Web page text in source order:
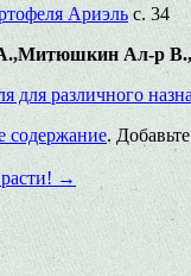
Ариэльс. 34
Ал-р В.,
для различного
содержание.
→